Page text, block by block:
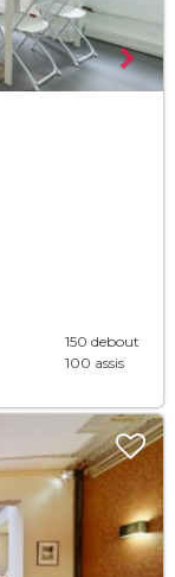
150 debout
100 assis